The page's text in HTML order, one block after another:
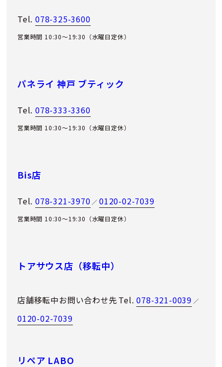
Tel. 078-325-3600
営業時間 10:30～19:30（水曜日定休）
パネライ 神戸 ブティック
Tel. 078-333-3360
営業時間 10:30～19:30（水曜日定休）
Bis店
Tel. 078-321-3970 ／0120-02-7039
営業時間 10:30～19:30（水曜日定休）
トアサウス店（移転中）
店舗移転中お問い合わせ先 Tel.078-321-0039 ／
0120-02-7039
リペア LABO